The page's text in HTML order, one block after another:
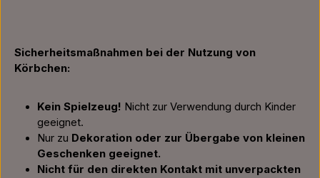
Sicherheitsmaßnahmen bei der Nutzung von
Körbchen:
Kein Spielzeug! Nicht zur Verwendung durch Kinder
geeignet.
Nur zu Dekoration oder zur Übergabe von kleinen
Geschenken geeignet.
Nicht für den direkten Kontakt mit unverpackten